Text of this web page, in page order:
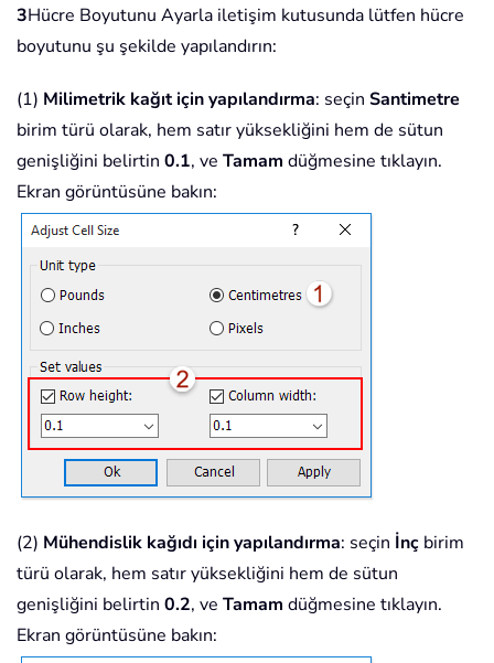
3Hücre Boyutunu Ayarla iletişim kutusunda lütfen hücre
boyutunu şu şekilde yapılandırın:
(1) Milimetrik kağıt için yapılandırma: seçin Santimetre
birim türü olarak, hem satır yüksekliğini hem de sütun
genişliğini belirtin 0.1, ve Tamam düğmesine tıklayın.
Ekran görüntüsüne bakın:
(2) Mühendislik kağıdı için yapılandırma: seçin İnç birim
türü olarak, hem satır yüksekliğini hem de sütun
genişliğini belirtin 0.2, ve Tamam düğmesine tıklayın.
Ekran görüntüsüne bakın: